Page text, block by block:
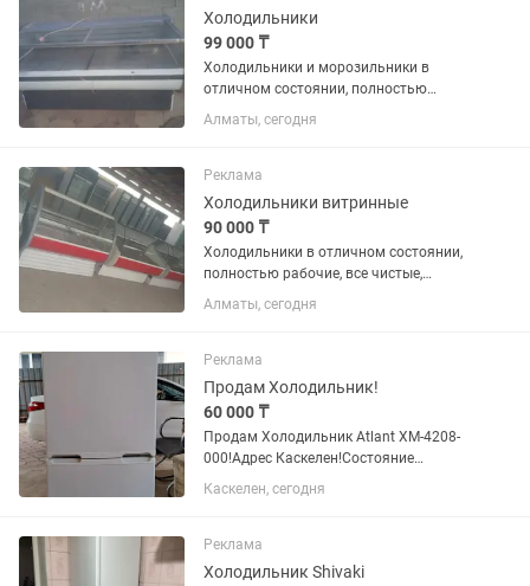
Холодильники
99 000 ₸
Холодильники и морозильники в
отличном состоянии, полностью
рабочие, все чистые ухожэные как на
фото, на каждый холодильник дам
помогу с доставкой, кому интересно...
Алматы, сегодня
Реклама
Холодильники витринные
90 000 ₸
Холодильники в отличном состоянии,
полностью рабочие, все чистые,
ухоженные как на фото, есть разные
варианты, большой выбор
Алматы, сегодня
Реклама
Продам Холодильник!
60 000 ₸
Продам Холодильник Atlant XM-4208-
000!Адрес Каскелен!Состояние
отличный!Ширина 54.5 см Глубина 57.2
см Высота 142.5 см Вес 50.0 кг Объем
холодильной камеры 131.0 л Объем...
Каскелен, сегодня
Реклама
Холодильник Shivaki